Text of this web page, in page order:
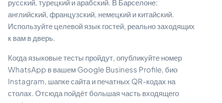
русский, турецкий и арабский. В Барселоне:
английский, французский, немецкий и китайский.
Используйте целевой язык гостей, реально заходящих
к вам в дверь.
Когда языковые тесты пройдут, опубликуйте номер
WhatsApp в вашем Google Business Profile, био
Instagram, шапке сайта и печатных QR-кодах на
столах. Отсюда пойдёт большая часть входящего